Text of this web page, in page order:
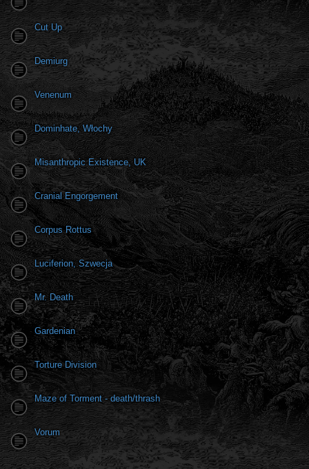
Cut Up
Demiurg
Venenum
Dominhate, Włochy
Misanthropic Existence, UK
Cranial Engorgement
Corpus Rottus
Luciferion, Szwecja
Mr. Death
Gardenian
Torture Division
Maze of Torment - death/thrash
Vorum